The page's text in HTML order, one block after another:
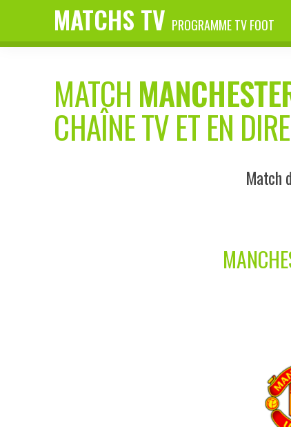
MATCHS TV PROGRAMME TV FOOT
MATCH
CHAÎNE TV ET EN
Match